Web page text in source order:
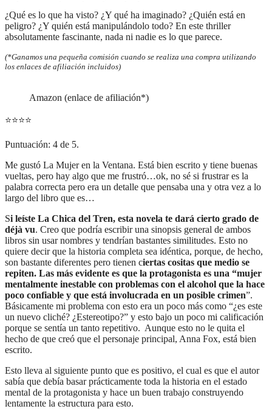
¿Qué es lo que ha visto? ¿Y qué ha imaginado? ¿Quién está en
peligro? ¿Y quién está manipulándolo todo? En este thriller
absolutamente fascinante, nada ni nadie es lo que parece.
(*Ganamos una pequeña comisión cuando se realiza una compra utilizando
los enlaces de afiliación incluidos)
Amazon (enlace de afiliación*)
⭐⭐⭐⭐
Puntuación: 4 de 5.
Me gustó La Mujer en la Ventana. Está bien escrito y tiene buenas
vueltas, pero hay algo que me frustró…ok, no sé si frustrar es la
palabra correcta pero era un detalle que pensaba una y otra vez a lo
largo del libro que es…
Si leíste La Chica del Tren, esta novela te dará cierto grado de
déjà vu. Creo que podría escribir una sinopsis general de ambos
libros sin usar nombres y tendrían bastantes similitudes. Esto no
quiere decir que la historia completa sea idéntica, porque, de hecho,
son bastante diferentes pero tienen ciertas cositas que medio se
repiten. Las más evidente es que la protagonista es una “mujer
mentalmente inestable con problemas con el alcohol que la hace
poco confiable y que está involucrada en un posible crimen”.
Básicamente mi problema con esto era un poco más como “¿es este
un nuevo cliché? ¿Estereotipo?” y esto bajo un poco mi calificación
porque se sentía un tanto repetitivo. Aunque esto no le quita el
hecho de que creó que el personaje principal, Anna Fox, está bien
escrito.
Esto lleva al siguiente punto que es positivo, el cual es que el autor
sabía que debía basar prácticamente toda la historia en el estado
mental de la protagonista y hace un buen trabajo construyendo
lentamente la estructura para esto.